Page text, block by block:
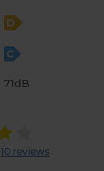
D
C
71dB
10 reviews